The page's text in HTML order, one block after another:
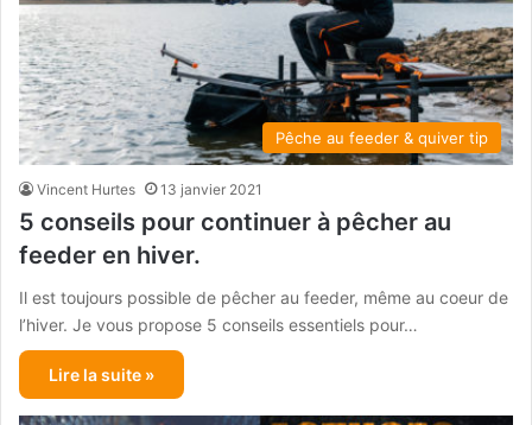
Pêche au feeder & quiver tip
Vincent Hurtes 13 janvier 2021
5 conseils pour continuer à pêcher au
feeder en hiver.
Il est toujours possible de pêcher au feeder, même au coeur de
l’hiver. Je vous propose 5 conseils essentiels pour…
Lire la suite »